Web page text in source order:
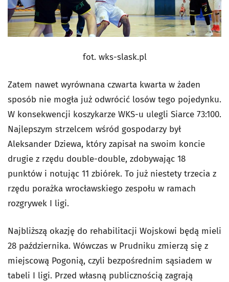
fot. wks-slask.pl
Zatem nawet wyrównana czwarta kwarta w żaden
sposób nie mogła już odwrócić losów tego pojedynku.
W konsekwencji koszykarze WKS-u ulegli Siarce 73:100.
Najlepszym strzelcem wśród gospodarzy był
Aleksander Dziewa, który zapisał na swoim koncie
drugie z rzędu double-double, zdobywając 18
punktów i notując 11 zbiórek. To już niestety trzecia z
rzędu porażka wrocławskiego zespołu w ramach
rozgrywek I ligi.
Najbliższą okazję do rehabilitacji Wojskowi będą mieli
28 października. Wówczas w Prudniku zmierzą się z
miejscową Pogonią, czyli bezpośrednim sąsiadem w
tabeli I ligi. Przed własną publicznością zagrają